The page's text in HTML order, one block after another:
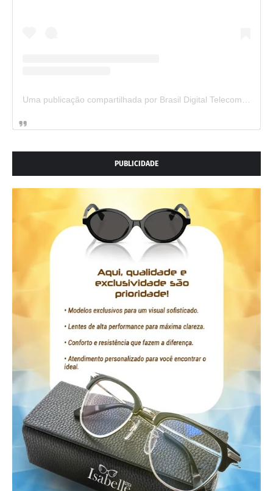
PUBLICIDADE